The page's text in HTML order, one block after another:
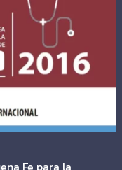
Fe para la